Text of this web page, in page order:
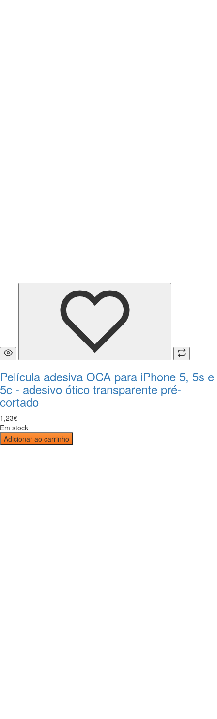
Película adesiva OCA para iPhone 5, 5s e
5c - adesivo ótico transparente pré-
cortado
1 ,23€
Em stock
Adicionar ao carrinho